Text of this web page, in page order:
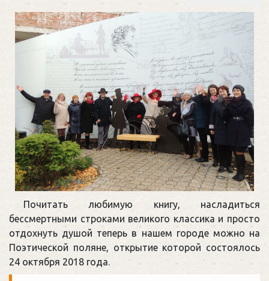
Почитать любимую книгу, насладиться
бессмертными строками великого классика и просто
отдохнуть душой теперь в нашем городе можно на
Поэтической поляне, открытие которой состоялось
24 октября 2018 года.